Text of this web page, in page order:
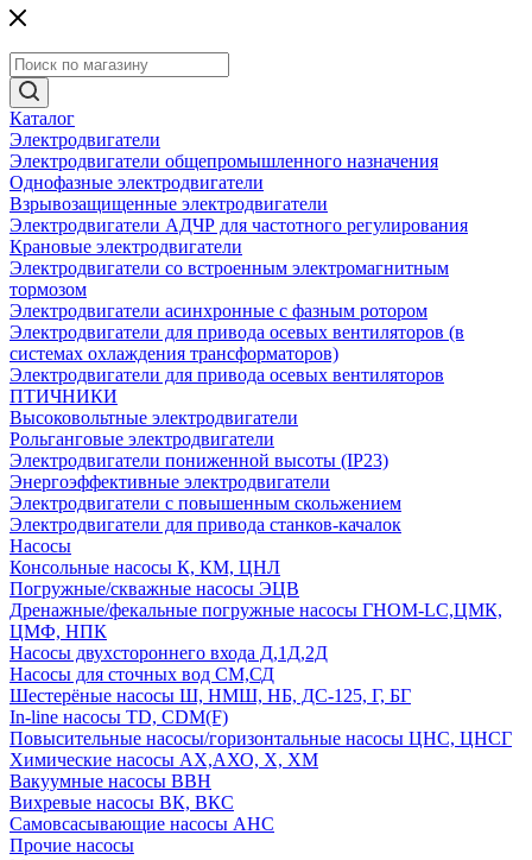
Каталог
Электродвигатели
Электродвигатели общепромышленного назначения
Однофазные электродвигатели
Взрывозащищенные электродвигатели
Электродвигатели АДЧР для частотного регулирования
Крановые электродвигатели
Электродвигатели со встроенным электромагнитным
тормозом
Электродвигатели асинхронные с фазным ротором
Электродвигатели для привода осевых вентиляторов (в
системах охлаждения трансформаторов)
Электродвигатели для привода осевых вентиляторов
ПТИЧНИКИ
Высоковольтные электродвигатели
Рольганговые электродвигатели
Электродвигатели пониженной высоты (IP23)
Энергоэффективные электродвигатели
Электродвигатели с повышенным скольжением
Электродвигатели для привода станков-качалок
Насосы
Консольные насосы К, КМ, ЦНЛ
Погружные/скважные насосы ЭЦВ
Дренажные/фекальные погружные насосы ГНОМ-LC,ЦМК,
ЦМФ, НПК
Насосы двухстороннего входа Д,1Д,2Д
Насосы для сточных вод СМ,СД
Шестерёные насосы Ш, НМШ, НБ, ДС-125, Г, БГ
In-line насосы TD, CDM(F)
Повысительные насосы/горизонтальные насосы ЦНС, ЦНСГ
Химические насосы АХ,АХО, Х, ХМ
Вакуумные насосы ВВН
Вихревые насосы ВК, ВКС
Самовсасывающие насосы АНС
Прочие насосы